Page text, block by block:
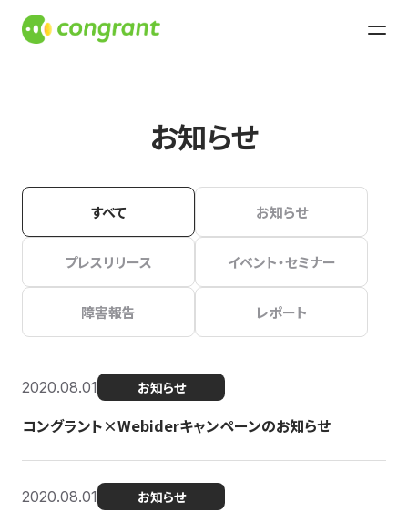
お知らせ
すべて お知らせ
プレスリリース イベント・セミナー
障害報告 レポート
2020.08.01 お知らせ
コングラント×Webiderキャンペーンのお知らせ
2020.08.01 お知らせ